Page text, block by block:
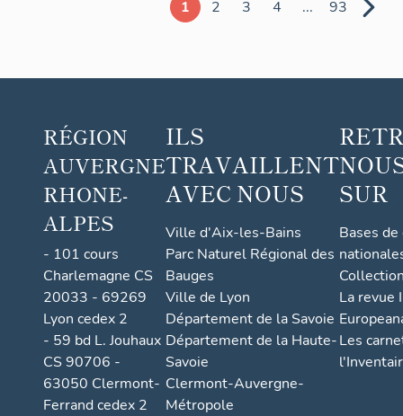
1 2 3 4 ... 93
RÉGION
AUVERGNE
RHONE-
ALPES
- 101 cours
Charlemagne CS
20033 - 69269
Lyon cedex 2
- 59 bd L. Jouhaux
CS 90706 -
63050 Clermont-
Ferrand cedex 2
ILS
TRAVAILLENT
AVEC NOUS
Ville d'Aix-les-Bains
Parc Naturel Régional des
Bauges
Ville de Lyon
Département de la Savoie
Département de la Haute-
Savoie
Clermont-Auvergne-
Métropole
SUR
Bases
La revue
Les